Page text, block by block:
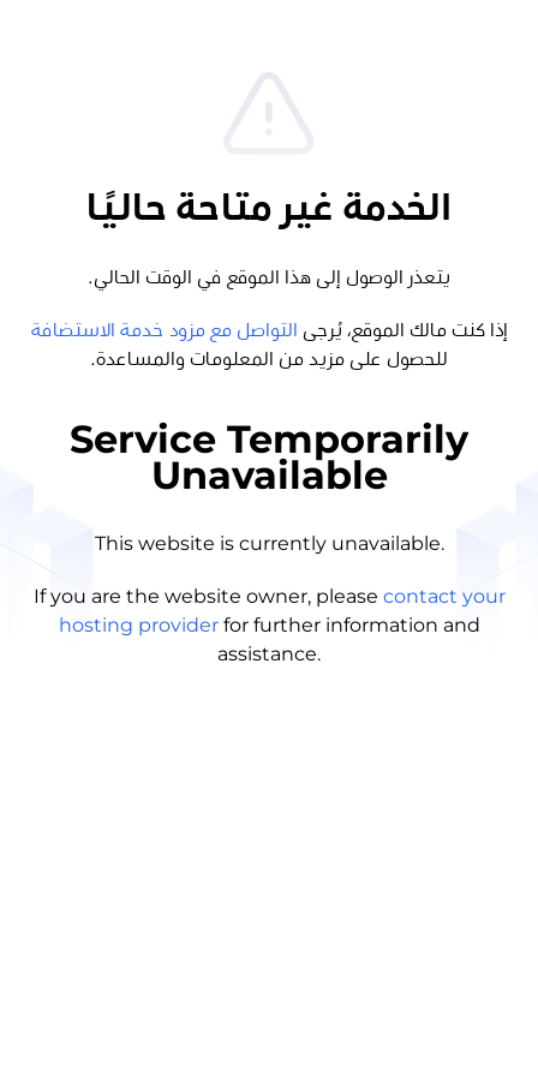
الخدمة غير متاحة حاليًا
يتعذر الوصول إلى هذا الموقع في الوقت الحالي.
إذا كنت مالك الموقع، يُرجى
التواصل مع مزود خدمة الاستضافة
للحصول على مزيد من المعلومات والمساعدة.
Service Temporarily
Unavailable
This website is currently unavailable.
If you are the website owner, please contact your
hosting provider for further information and
assistance.